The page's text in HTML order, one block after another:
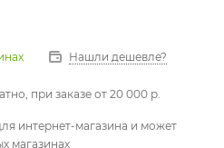
Нашли дешевле?
при заказе от 20 000 р.
интернет-магазина и может
магазинах